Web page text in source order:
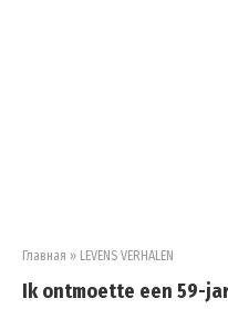
Главная » LEVENS VERHALEN
Ik ontmoette een 59-